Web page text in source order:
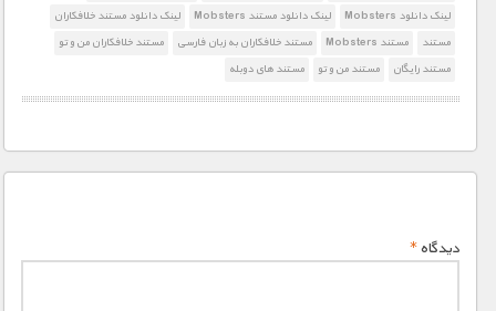
لینک دانلود Mobsters
لینک دانلود مستند Mobsters
لینک دانلود مستند خلافکاران
مستند
مستند Mobsters مستند خلافکاران به زبان فارسی
مستند خلافکاران من و تو
مستند رایگان
مستند من و تو مستند های دوبله
دیدگاه*